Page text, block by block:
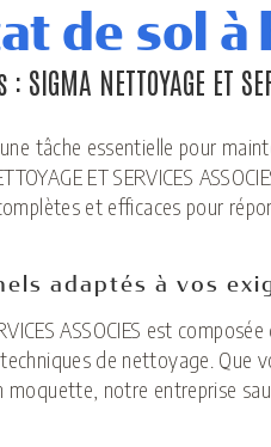
de sol à
NETTOYAGE ET
tâche essentielle pour
ET SERVICES
et efficaces pour
adaptés à vos
ASSOCIES est
de nettoyage. Que
moquette, notre entreprise